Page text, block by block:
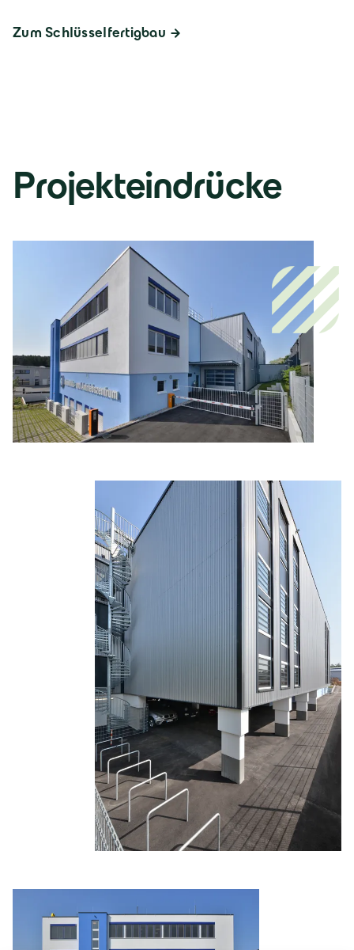
Zum Schlüsselfertigbau
Projekteindrücke